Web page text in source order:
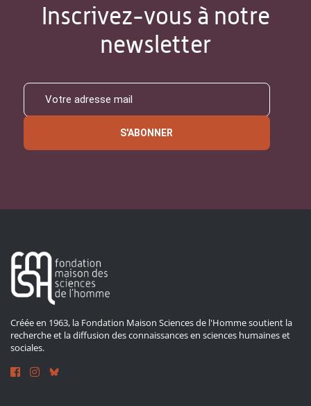
Inscrivez-vous à notre
newsletter
S'ABONNER
Créée en 1963, la Fondation Maison Sciences de l'Homme soutient la
recherche et la diffusion des connaissances en sciences humaines et
sociales.